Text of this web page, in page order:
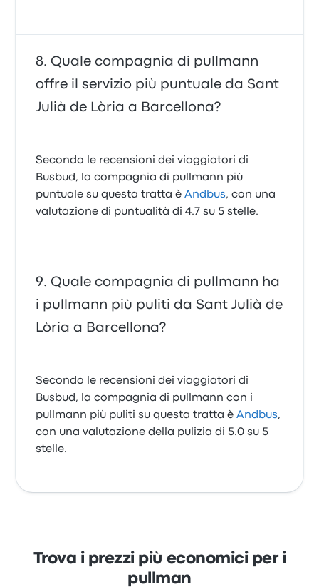
Quale compagnia di pullmann
offre il servizio più puntuale da Sant
Julià de Lòria a Barcellona?
Secondo le recensioni dei viaggiatori di
Busbud, la compagnia di pullmann più
puntuale su questa tratta èAndbus, con una
valutazione di puntualità di 4.7 su 5 stelle.
Quale compagnia di pullmann ha
i pullmann più puliti da Sant Julià de
Lòria a Barcellona?
Secondo le recensioni dei viaggiatori di
Busbud, la compagnia di pullmann con i
pullmann più puliti su questa tratta èAndbus,
con una valutazione della pulizia di 5.0 su 5
stelle.
Trova i prezzi più economici per i
pullman